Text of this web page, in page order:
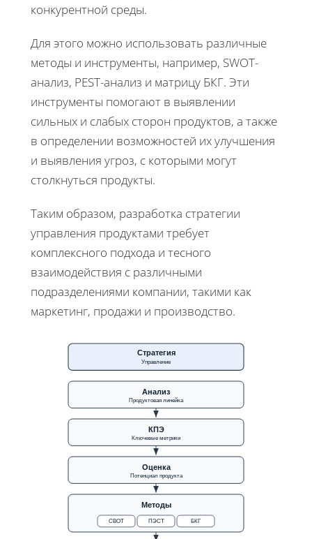
конкурентной среды.
Для этого можно использовать различные
методы и инструменты, например, SWOT-
анализ, PEST-анализ и матрицу БКГ. Эти
инструменты помогают в выявлении
сильных и слабых сторон продуктов, а также
в определении возможностей их улучшения
и выявления угроз, с которыми могут
столкнуться продукты.
Таким образом, разработка стратегии
управления продуктами требует
комплексного подхода и тесного
взаимодействия с различными
подразделениями компании, такими как
маркетинг, продажи и производство.
Стратегия
Управление
Анализ
Продуктовая линейка
КПЭ
Ключевые метрики
Оценка
Потенциал продукта
Методы
СВОТ ПЭСТ БКГ